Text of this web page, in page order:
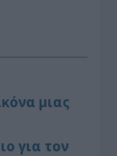
μιας
για τον